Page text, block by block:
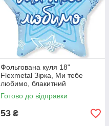
Фольгована куля 18"
Flexmetal Зірка, Ми тебе
любимо, блакитний
Готово до відправки
53 ₴